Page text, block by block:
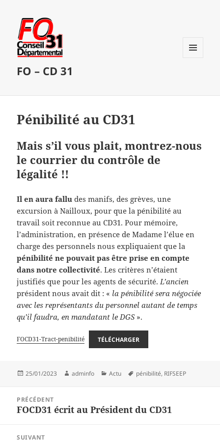
FO – CD 31
Pénibilité au CD31
Mais s’il vous plait, montrez-nous
le courrier du contrôle de
légalité !!
Il en aura fallu des manifs, des grèves, une
excursion à Nailloux, pour que la pénibilité au
travail soit reconnue au CD31. Pour mémoire,
l’administration, en présence de Madame l’élue en
charge des personnels nous expliquaient que la
pénibilité ne pouvait pas être prise en compte
dans notre collectivité. Les critères n’étaient
justifiés que pour les agents de sécurité.L’ancien
président nous avait dit : « la pénibilité sera négociée
avec les représentants du personnel autant de temps
qu’il faudra, en mandatant le DGS».
FOCD31-Tract-penibilité TÉLÉCHARGER
Publié
25/01/2023 Auteur
adminfo Catégories
Actu
Mots-
pénibilité, RIFSEEP
l’article
PRÉCÉDENT
Article
FOCD31 écrit au Président du CD31
SUIVANT